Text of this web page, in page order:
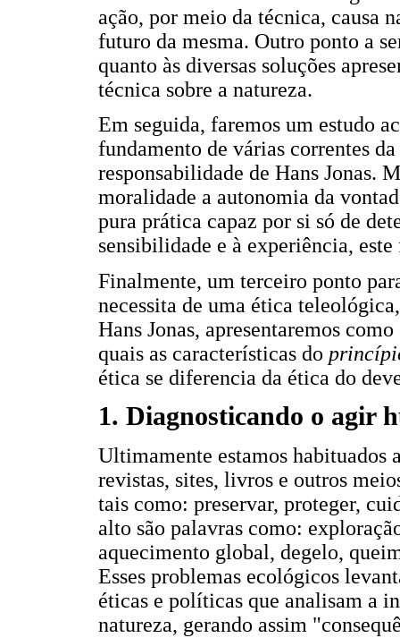
ação, por meio da técnica, causa
futuro da mesma. Outro ponto a
quanto às diversas soluções
técnica sobre a natureza.
Em seguida, faremos um estudo
fundamento de várias correntes
responsabilidade de Hans Jonas.
moralidade a autonomia da
pura prática capaz por si só de
sensibilidade e à experiência,
Finalmente, um terceiro ponto
necessita de uma ética
Hans Jonas, apresentaremos
quais as características do
ética se diferencia da ética do
1. Diagnosticando o agir
Ultimamente estamos habituados
revistas, sites, livros e outros
tais como: preservar, proteger,
alto são palavras como:
aquecimento global, degelo,
Esses problemas ecológicos
éticas e políticas que analisam a
natureza, gerando assim